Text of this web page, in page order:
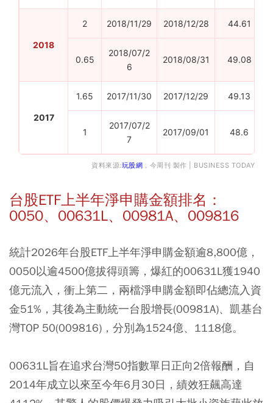
2018
2 2018/11/29 2018/12/28 44.61
0.65
2018/07/2
6
2018/08/31 49.08
2017
1.65 2017/11/30 2017/12/29 49.13
1
2017/07/2
7
2017/09/01 48.6
資料來源:玩股網 ，今周刊 製作 | BUSINESS TODAY
台股ETF上半年淨申購金額排名：
0050、00631L、00981A、009816
統計2026年台股ETF上半年淨申購金額逾8,800億，
0050以逾4500億拔得頭籌，爆紅的00631L獲1940
億元流入，衝上第二，兩檔淨申購金額即佔總流入資
金51%，其後為主動統一台股增長(00981A)、凱基台
灣TOP 50(009816)，分別為1524億、1118億。
00631L旨在追求台灣50指數單日正向2倍報酬，自
2014年成立以來至今年6月30日，績效狂飆高達